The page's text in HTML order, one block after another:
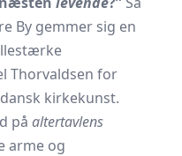
By gemmer sig en
Thorvaldsen for
kirkekunst.
på altertavlens
arme og